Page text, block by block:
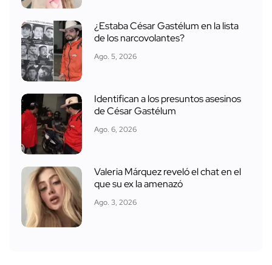
¿Estaba César Gastélum en la lista
de los narcovolantes?
Ago. 5, 2026
Identifican a los presuntos asesinos
de César Gastélum
Ago. 6, 2026
Valeria Márquez reveló el chat en el
que su ex la amenazó
Ago. 3, 2026